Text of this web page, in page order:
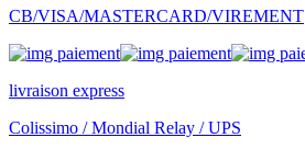
CB/VISA/MASTERCARD/VIREMENT
livraison express
Colissimo / Mondial Relay / UPS